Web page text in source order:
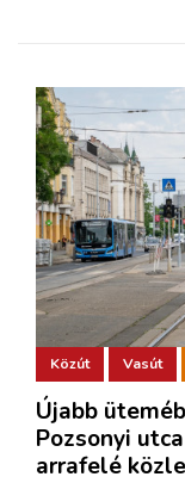
Közút Vasút
Újabb
Pozsonyi
arrafelé